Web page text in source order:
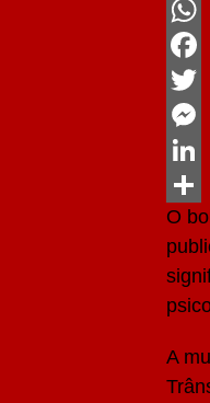
Twitter
Share
O
A